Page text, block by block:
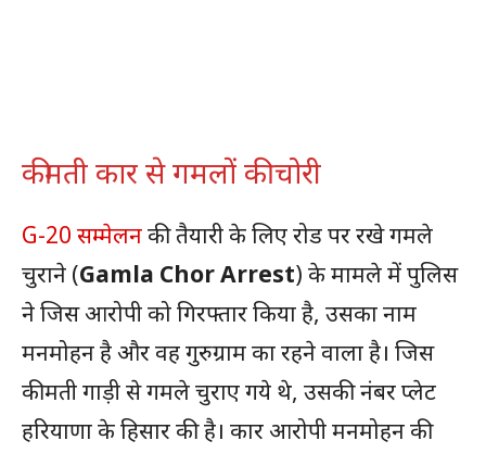
कीमती कार से गमलों की चोरी
G-20 सम्मेलनकी तैयारी के लिए रोड पर रखे गमले
चुराने (Gamla Chor Arrest) के मामले में पुलिस
ने जिस आरोपी को गिरफ्तार किया है, उसका नाम
मनमोहन है और वह गुरुग्राम का रहने वाला है। जिस
कीमती गाड़ी से गमले चुराए गये थे, उसकी नंबर प्लेट
हरियाणा के हिसार की है। कार आरोपी मनमोहन की